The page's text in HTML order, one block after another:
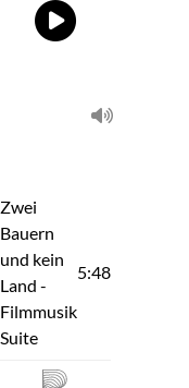
Zwei
Bauern
und kein
Land -
Filmmusik
Suite
5:48